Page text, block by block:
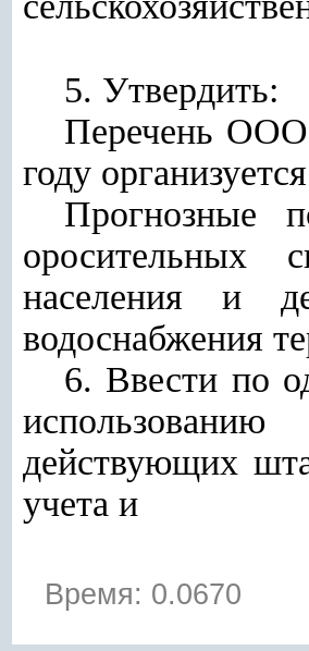
5. Утвердить:
Перечень ООО
году
Прогнозные
оросительных
населения и
водоснабжения
6. Ввести по
действующих
учета и
Время: 0.0670